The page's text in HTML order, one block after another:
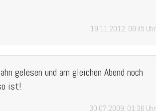
19.11.2012, 09:45 Uhr
gelesen und am gleichen Abend noch
ist!
30.07.2009, 01:36 Uhr